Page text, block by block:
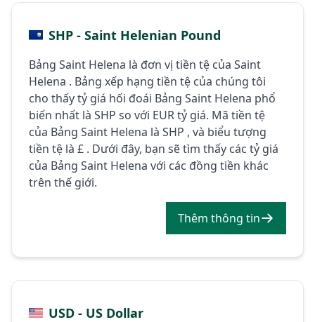
SHP - Saint Helenian Pound
Bảng Saint Helena là đơn vị tiền tệ của Saint
Helena . Bảng xếp hạng tiền tệ của chúng tôi
cho thấy tỷ giá hối đoái Bảng Saint Helena phổ
biến nhất là SHP so với EUR tỷ giá. Mã tiền tệ
của Bảng Saint Helena là SHP , và biểu tượng
tiền tệ là £ . Dưới đây, bạn sẽ tìm thấy các tỷ giá
của Bảng Saint Helena với các đồng tiền khác
trên thế giới.
Thêm thông tin
USD - US Dollar